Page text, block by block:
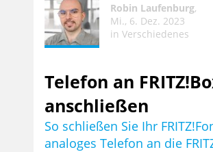
Robin Laufenburg,
Mi., 6. Dez. 2023
in Verschiedenes
Telefon an
anschließen
So schließen Sie Ihr
analoges Telefon an die